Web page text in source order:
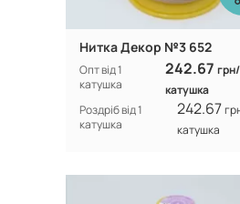
Нитка Декор №3 652
Опт від 1
катушка
242.67грн/
катушка
Роздріб від 1
катушка
242.67
катушка
Туреччина